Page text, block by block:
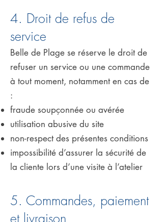
4. Droit de refus de
service
Belle de Plage se réserve le droit de
refuser un service ou une commande
à tout moment, notamment en cas de
:
fraude soupçonnée ou avérée
utilisation abusive du site
non-respect des présentes conditions
impossibilité d’assurer la sécurité de
la cliente lors d’une visite à l’atelier
5. Commandes, paiement
et livraison